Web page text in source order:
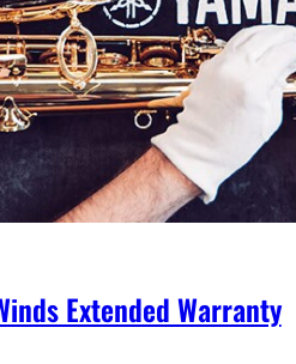
Extended Warranty